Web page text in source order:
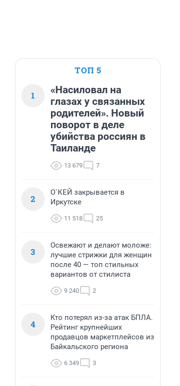
ТОП 5
1
«Насиловал на
глазах у связанных
родителей». Новый
поворот в деле
убийства россиян в
Таиланде
13 679 7
2
О`КЕЙ закрывается в
Иркутске
11 518 25
3
Освежают и делают моложе:
лучшие стрижки для женщин
после 40 — топ стильных
вариантов от стилиста
9 240 2
4
Кто потерял из-за атак БПЛА.
Рейтинг крупнейших
продавцов маркетплейсов из
Байкальского региона
6 349 3